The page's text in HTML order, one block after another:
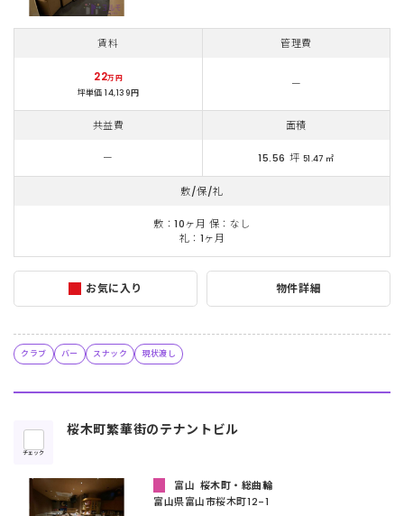
お気に入り 物件詳細
賃料 管理費
22万円
坪単価 14,139円
ー
共益費 面積
ー 15.56 坪 51.47 ㎡
敷/保/礼
敷：10ヶ月 保：なし
礼：1ヶ月
クラブ バー スナック 現状渡し
チェック
桜木町繁華街のテナントビル
富山 桜木町・総曲輪
富山県富⼭市桜⽊町12-1